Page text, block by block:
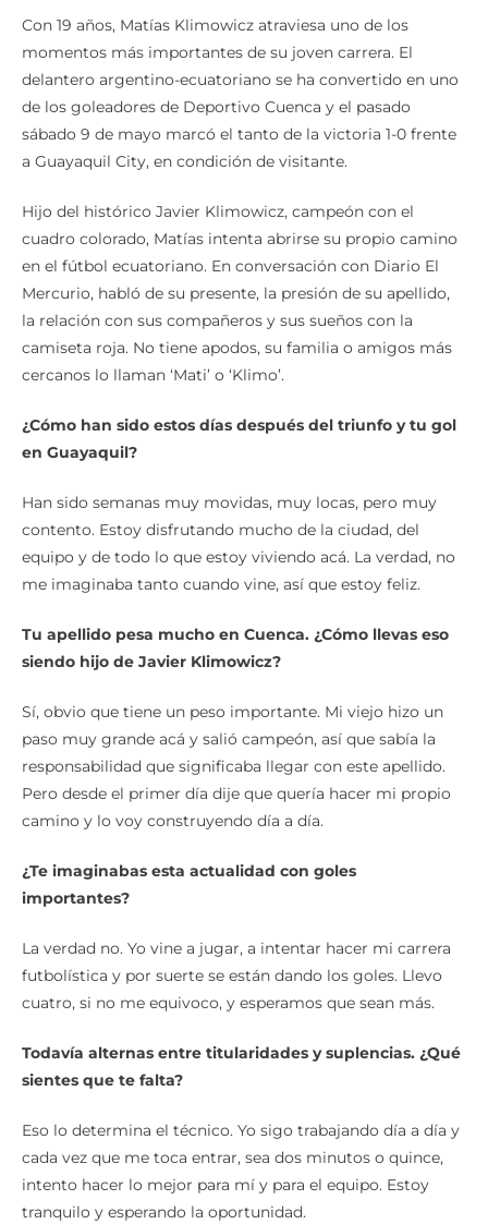
Con 19 años, Matías Klimowicz atraviesa uno de los
momentos más importantes de su joven carrera. El
delantero argentino-ecuatoriano se ha convertido en uno
de los goleadores de Deportivo Cuenca y el pasado
sábado 9 de mayo marcó el tanto de la victoria 1-0 frente
a Guayaquil City, en condición de visitante.
Hijo del histórico Javier Klimowicz, campeón con el
cuadro colorado, Matías intenta abrirse su propio camino
en el fútbol ecuatoriano. En conversación con Diario El
Mercurio, habló de su presente, la presión de su apellido,
la relación con sus compañeros y sus sueños con la
camiseta roja. No tiene apodos, su familia o amigos más
cercanos lo llaman ‘Mati’ o ‘Klimo’.
¿Cómo han sido estos días después del triunfo y tu gol
en Guayaquil?
Han sido semanas muy movidas, muy locas, pero muy
contento. Estoy disfrutando mucho de la ciudad, del
equipo y de todo lo que estoy viviendo acá. La verdad, no
me imaginaba tanto cuando vine, así que estoy feliz.
Tu apellido pesa mucho en Cuenca. ¿Cómo llevas eso
siendo hijo de Javier Klimowicz?
Sí, obvio que tiene un peso importante. Mi viejo hizo un
paso muy grande acá y salió campeón, así que sabía la
responsabilidad que significaba llegar con este apellido.
Pero desde el primer día dije que quería hacer mi propio
camino y lo voy construyendo día a día.
¿Te imaginabas esta actualidad con goles
importantes?
La verdad no. Yo vine a jugar, a intentar hacer mi carrera
futbolística y por suerte se están dando los goles. Llevo
cuatro, si no me equivoco, y esperamos que sean más.
Todavía alternas entre titularidades y suplencias. ¿Qué
sientes que te falta?
Eso lo determina el técnico. Yo sigo trabajando día a día y
cada vez que me toca entrar, sea dos minutos o quince,
intento hacer lo mejor para mí y para el equipo. Estoy
tranquilo y esperando la oportunidad.